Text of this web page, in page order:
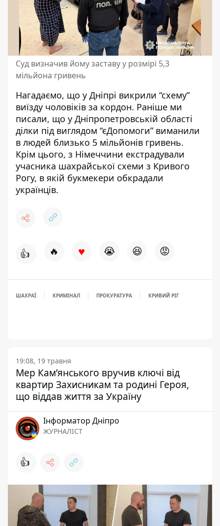
Суд визначив йому заставу у розмірі 5,3
мільйона гривень
Нагадаємо, що у Дніпрі викрили “схему”
виїзду чоловіків за кордон. Раніше ми
писали, що у Дніпропетровській області
ділки під виглядом “єДопомоги” виманили
в людей близько 5 мільйонів гривень.
Крім цього, з Німеччини екстрадували
учасника шахрайської схеми з Кривого
Рогу, в якій букмекери обкрадали
українців.
👍 🔥 ♥ 😭 😆 😡
ШАХРАЇ КРИМІНАЛ ПРОКУРАТУРА КРИВИЙ РІГ
19:08, 19 травня
Мер Кам’янського вручив ключі від
квартир Захисникам та родині Героя,
що віддав життя за Україну
Інформатор Дніпро
ЖУРНАЛІСТ
👍